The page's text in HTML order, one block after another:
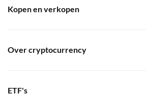
Kopen en verkopen
Over cryptocurrency
ETF's